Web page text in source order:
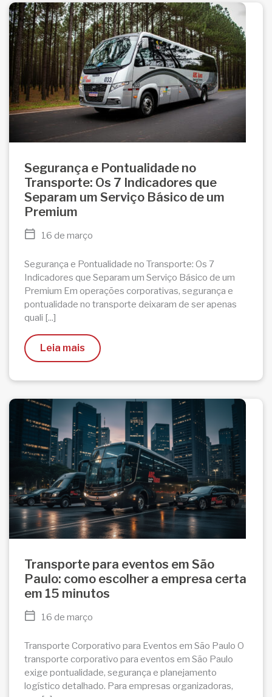
Segurança e Pontualidade no
Transporte: Os 7 Indicadores que
Separam um Serviço Básico de um
Premium
16 de março
Segurança e Pontualidade no Transporte: Os 7
Indicadores que Separam um Serviço Básico de um
Premium Em operações corporativas, segurança e
pontualidade no transporte deixaram de ser apenas
quali [...]
Leia mais
Transporte para eventos em São
Paulo: como escolher a empresa certa
em 15 minutos
16 de março
Transporte Corporativo para Eventos em São Paulo O
transporte corporativo para eventos em São Paulo
exige pontualidade, segurança e planejamento
logístico detalhado. Para empresas organizadoras,